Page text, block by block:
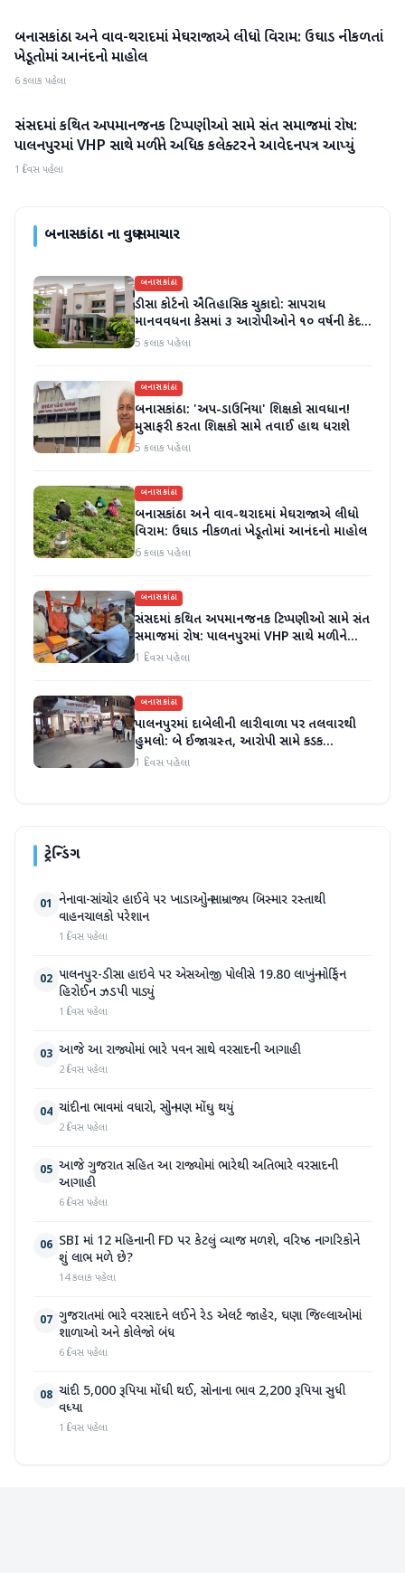
બનાસકાંઠા
બનાસકાંઠા અને વાવ-થરાદમાં મેઘરાજાએ લીધો વિરામ: ઉઘાડ નીકળતાં
ખેડૂતોમાં આનંદનો માહોલ
6 કલાક પહેલા
બનાસકાંઠા
સંસદમાં કથિત અપમાનજનક ટિપ્પણીઓ સામે સંત સમાજમાં રોષ:
પાલનપુરમાં VHP સાથે મળીને અધિક કલેક્ટરને આવેદનપત્ર આપ્યું
1 દિવસ પહેલા
બનાસકાંઠાના વધુ સમાચાર
બનાસકાંઠા
ડીસા કોર્ટનો ઐતિહાસિક ચુકાદો: સાપરાધ
માનવવધના કેસમાં ૩ આરોપીઓને ૧૦ વર્ષની કેદ
અને ૬ લાખનો દંડ
5 કલાક પહેલા
બનાસકાંઠા
બનાસકાંઠા: 'અપ-ડાઉનિયા' શિક્ષકો સાવધાન!
મુસાફરી કરતા શિક્ષકો સામે તવાઈ હાથ ધરાશે
5 કલાક પહેલા
બનાસકાંઠા
બનાસકાંઠા અને વાવ-થરાદમાં મેઘરાજાએ લીધો
વિરામ: ઉઘાડ નીકળતાં ખેડૂતોમાં આનંદનો માહોલ
6 કલાક પહેલા
બનાસકાંઠા
સંસદમાં કથિત અપમાનજનક ટિપ્પણીઓ સામે સંત
સમાજમાં રોષ: પાલનપુરમાં VHP સાથે મળીને
અધિક કલેક્ટરને આવેદનપત્ર આપ્યું
1 દિવસ પહેલા
બનાસકાંઠા
પાલનપુરમાં દાબેલીની લારીવાળા પર તલવારથી
હુમલો: બે ઈજાગ્રસ્ત, આરોપી સામે કડક
કાર્યવાહીની માંગ
1 દિવસ પહેલા
ટ્રેન્ડિંગ
01 નેનાવા-સાંચોર હાઈવે પર ખાડાઓનું સામ્રાજ્ય બિસ્માર રસ્તાથી
વાહનચાલકો પરેશાન
1 દિવસ પહેલા
02 પાલનપુર-ડીસા હાઇવે પર એસઓજી પોલીસે 19.80 લાખનું મોર્ફિન
હિરોઈન ઝડપી પાડ્યું
1 દિવસ પહેલા
03 આજે આ રાજ્યોમાં ભારે પવન સાથે વરસાદની આગાહી
2 દિવસ પહેલા
04 ચાંદીના ભાવમાં વધારો, સોનું પણ મોંઘુ થયું
2 દિવસ પહેલા
05 આજે ગુજરાત સહિત આ રાજ્યોમાં ભારેથી અતિભારે વરસાદની
આગાહી
6 દિવસ પહેલા
06 SBI માં 12 મહિનાની FD પર કેટલું વ્યાજ મળશે, વરિષ્ઠ નાગરિકોને
શું લાભ મળે છે?
14 કલાક પહેલા
07 ગુજરાતમાં ભારે વરસાદને લઈને રેડ એલર્ટ જાહેર, ઘણા જિલ્લાઓમાં
શાળાઓ અને કોલેજો બંધ
6 દિવસ પહેલા
08 ચાંદી 5,000 રૂપિયા મોંઘી થઈ, સોનાના ભાવ 2,200 રૂપિયા સુધી
વધ્યા
1 દિવસ પહેલા